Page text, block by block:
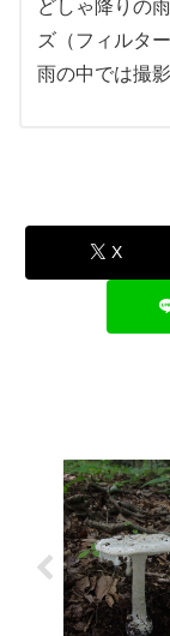
どしゃ降りの
ズ（フィルタ
雨の中では撮
X